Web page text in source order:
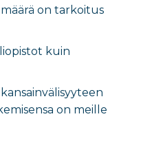
on tarkoitus
kuin
on meille